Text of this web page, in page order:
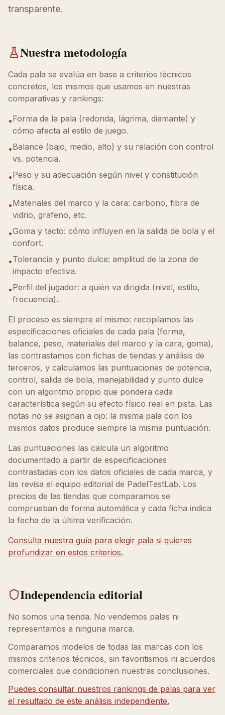
transparente.
Nuestra metodología
Cada pala se evalúa en base a criterios técnicos
concretos, los mismos que usamos en nuestras
comparativas y rankings:
•Forma de la pala (redonda, lágrima, diamante) y
cómo afecta al estilo de juego.
•Balance (bajo, medio, alto) y su relación con control
vs. potencia.
•Peso y su adecuación según nivel y constitución
física.
•Materiales del marco y la cara: carbono, fibra de
vidrio, grafeno, etc.
•Goma y tacto: cómo influyen en la salida de bola y el
confort.
•Tolerancia y punto dulce: amplitud de la zona de
impacto efectiva.
•Perfil del jugador: a quién va dirigida (nivel, estilo,
frecuencia).
El proceso es siempre el mismo: recopilamos las
especificaciones oficiales de cada pala (forma,
balance, peso, materiales del marco y la cara, goma),
las contrastamos con fichas de tiendas y análisis de
terceros, y calculamos las puntuaciones de potencia,
control, salida de bola, manejabilidad y punto dulce
con un algoritmo propio que pondera cada
característica según su efecto físico real en pista. Las
notas no se asignan a ojo: la misma pala con los
mismos datos produce siempre la misma puntuación.
Las puntuaciones las calcula un algoritmo
documentado a partir de especificaciones
contrastadas con los datos oficiales de cada marca, y
las revisa el equipo editorial de PadelTestLab. Los
precios de las tiendas que comparamos se
comprueban de forma automática y cada ficha indica
la fecha de la última verificación.
Consulta nuestra guía para elegir pala si quieres
profundizar en estos criterios.
Independencia editorial
No somos una tienda. No vendemos palas ni
representamos a ninguna marca.
Comparamos modelos de todas las marcas con los
mismos criterios técnicos, sin favoritismos ni acuerdos
comerciales que condicionen nuestras conclusiones.
Puedes consultar nuestros rankings de palas para ver
el resultado de este análisis independiente.